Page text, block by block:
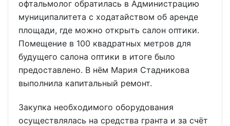
офтальмолог обратилась в Администрацию
муниципалитета с ходатайством об аренде
площади, где можно открыть салон оптики.
Помещение в 100 квадратных метров для
будущего салона оптики в итоге было
предоставлено. В нём Мария Стадникова
выполнила капитальный ремонт.
Закупка необходимого оборудования
осуществлялась на средства гранта и за счёт